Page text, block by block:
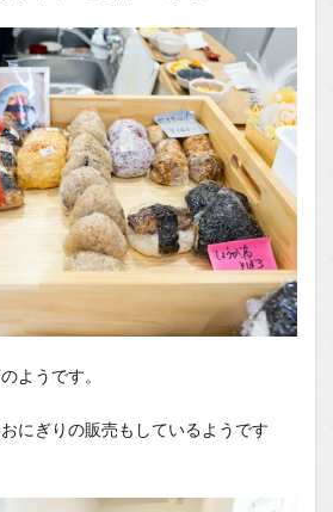
ようです。
にぎりの販売もしているようです